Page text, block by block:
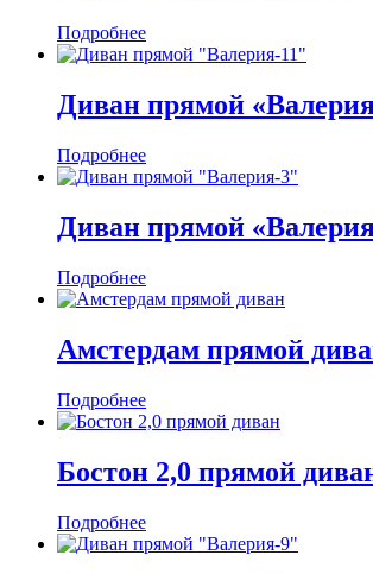
Подробнее
Диван прямой
Подробнее
Диван прямой
Подробнее
Амстердам прямой
Подробнее
Бостон 2,0 прямой
Подробнее